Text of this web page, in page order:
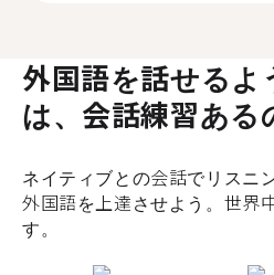
外国語を話せるよ
は、会話練習ある
ネイティブとの会話でリスニ
外国語を上達させよう。世界
す。